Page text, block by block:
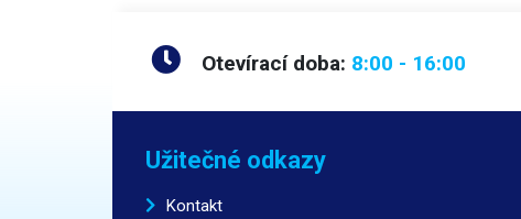
Otevírací doba: 8:00 - 16:00
Užitečné odkazy
Kontakt